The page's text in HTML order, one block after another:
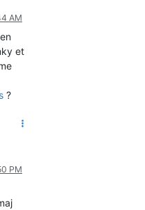
AM
et
?
PM